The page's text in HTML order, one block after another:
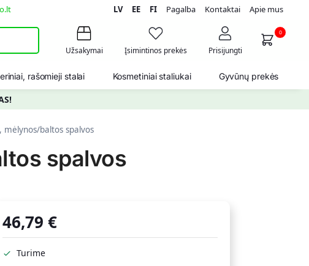
LV EE FI Pagalba Kontaktai Apie mus
Užsakymai Įsimintinos prekės Prisijungti
0
rašomieji stalai Kosmetiniai staliukai Gyvūnų prekės
mėlynos/baltos spalvos
spalvos
46,79€
Turime